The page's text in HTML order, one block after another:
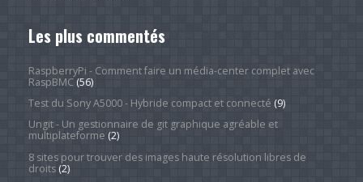
Les plus commentés
RaspberryPi - Comment faire un média-center complet avec
RaspBMC(56)
Test du Sony A5000 - Hybride compact et connecté (9)
Ungit - Un gestionnaire de git graphique agréable et
multiplateforme (2)
8 sites pour trouver des images haute résolution libres de
droits(2)